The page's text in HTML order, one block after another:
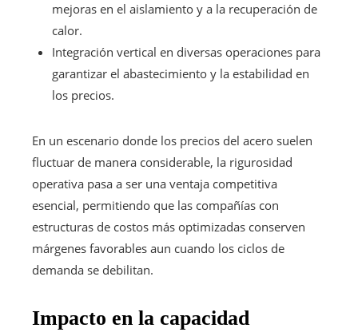
mejoras en el aislamiento y a la recuperación de
calor.
Integración vertical en diversas operaciones para
garantizar el abastecimiento y la estabilidad en
los precios.
En un escenario donde los precios del acero suelen
fluctuar de manera considerable, la rigurosidad
operativa pasa a ser una ventaja competitiva
esencial, permitiendo que las compañías con
estructuras de costos más optimizadas conserven
márgenes favorables aun cuando los ciclos de
demanda se debilitan.
Impacto en la capacidad